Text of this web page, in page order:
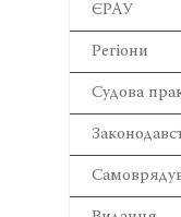
ЄРАУ
Регіони
Cудова